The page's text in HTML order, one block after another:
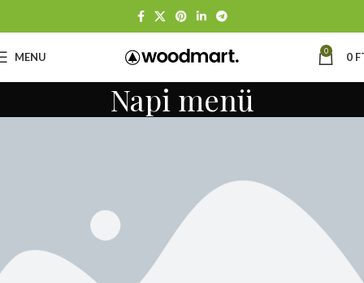
MENU 0 0
Napi menü